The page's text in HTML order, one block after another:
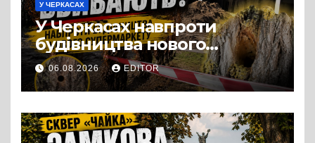
У ЧЕРКАСАХ
У Черкасах навпроти
будівництва нового
супермаркету VARUS на
проспекті Перемоги всохли
дерева. І це навряд чи
можна назвати
випадковістю
06.08.2026 EDITOR